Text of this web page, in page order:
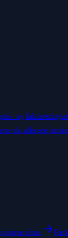
og
du allerede
dine.